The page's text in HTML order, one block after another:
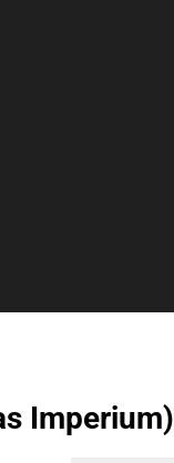
Imperium)